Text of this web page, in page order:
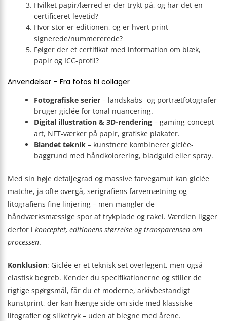
Hvilket papir/lærred er der trykt på, og har det en
certificeret levetid?
Hvor stor er editionen, og er hvert print
signerede/nummererede?
Følger der et certifikat med information om blæk,
papir og ICC-profil?
Anvendelser – Fra fotos til collager
Fotografiske serier – landskabs- og portrætfotografer
bruger giclée for tonal nuancering.
Digital illustration & 3D-rendering – gaming-concept
art, NFT-værker på papir, grafiske plakater.
Blandet teknik – kunstnere kombinerer giclée-
baggrund med håndkolorering, bladguld eller spray.
Med sin høje detaljegrad og massive farvegamut kan giclée
matche, ja ofte overgå, serigrafiens farvemætning og
litografiens fine linjering – men mangler de
håndværksmæssige spor af trykplade og rakel. Værdien ligger
derfor i konceptet, editionens størrelse og transparensen om
processen.
Konklusion: Giclée er et teknisk set overlegent, men også
elastisk begreb. Kender du specifikationerne og stiller de
rigtige spørgsmål, får du et moderne, arkivbestandigt
kunstprint, der kan hænge side om side med klassiske
litografier og silketryk – uden at blegne med årene.